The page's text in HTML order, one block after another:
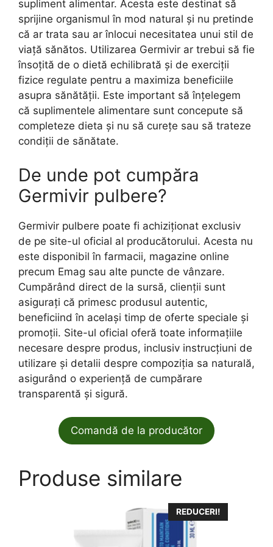
supliment alimentar. Acesta este destinat să
sprijine organismul în mod natural și nu pretinde
că ar trata sau ar înlocui necesitatea unui stil de
viață sănătos. Utilizarea Germivir ar trebui să fie
însoțită de o dietă echilibrată și de exerciții
fizice regulate pentru a maximiza beneficiile
asupra sănătății. Este important să înțelegem
că suplimentele alimentare sunt concepute să
completeze dieta și nu să curețe sau să trateze
condiții de sănătate.
De unde pot cumpăra
Germivir pulbere?
Germivir pulbere poate fi achiziționat exclusiv
de pe site-ul oficial al producătorului. Acesta nu
este disponibil în farmacii, magazine online
precum Emag sau alte puncte de vânzare.
Cumpărând direct de la sursă, clienții sunt
asigurați că primesc produsul autentic,
beneficiind în același timp de oferte speciale și
promoții. Site-ul oficial oferă toate informațiile
necesare despre produs, inclusiv instrucțiuni de
utilizare și detalii despre compoziția sa naturală,
asigurând o experiență de cumpărare
transparentă și sigură.
Comandă de la producător
Produse similare
REDUCERI!